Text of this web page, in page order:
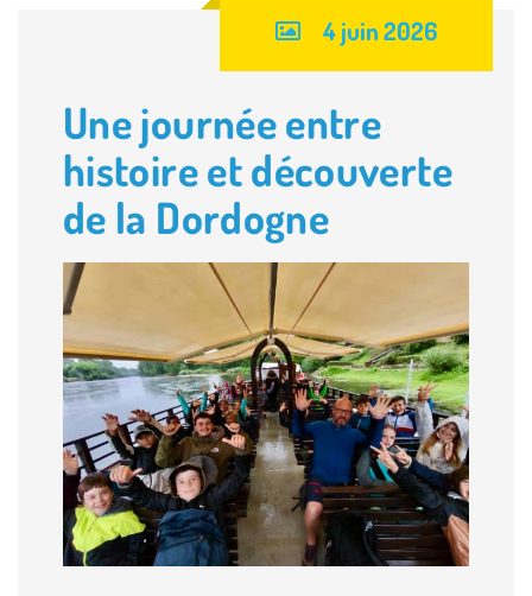
4 juin 2026
Une journée entre
histoire et découverte
de la Dordogne